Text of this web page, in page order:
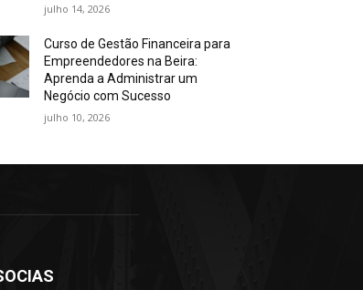
julho 14, 2026
Curso de Gestão Financeira para
Empreendedores na Beira:
Aprenda a Administrar um
Negócio com Sucesso
julho 10, 2026